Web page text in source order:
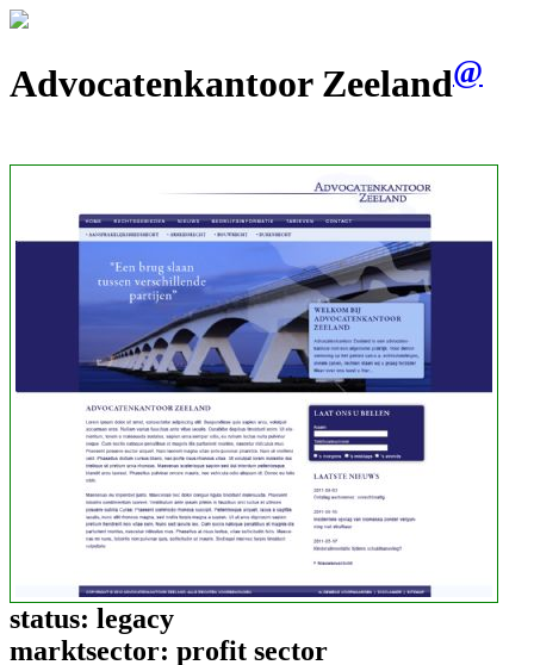
Advocatenkantoor Zeeland@
status: legacy
marktsector: profit sector